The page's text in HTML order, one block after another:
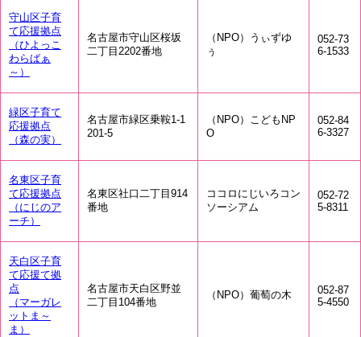
守山区子育
て応援拠点
（ひよっこ
わらばぁ
～）
名古屋市守山区桜坂
二丁目2202番地
（NPO）うぃずゆ
ぅ
052-73
6-1533
緑区子育て
応援拠点
（森の実）
名古屋市緑区乗鞍1‐1
201‐5
（NPO）こどもNP
O
052-84
6-3327
名東区子育
て応援拠点
（にじのア
ーチ）
名東区社口二丁目914
番地
ココロにじいろコン
ソーシアム
052-72
5-8311
天白区子育
て応援て拠
点
（マーガレ
ットま～
ま）
名古屋市天白区野並
二丁目104番地
（NPO）葡萄の木
052-87
5-4550